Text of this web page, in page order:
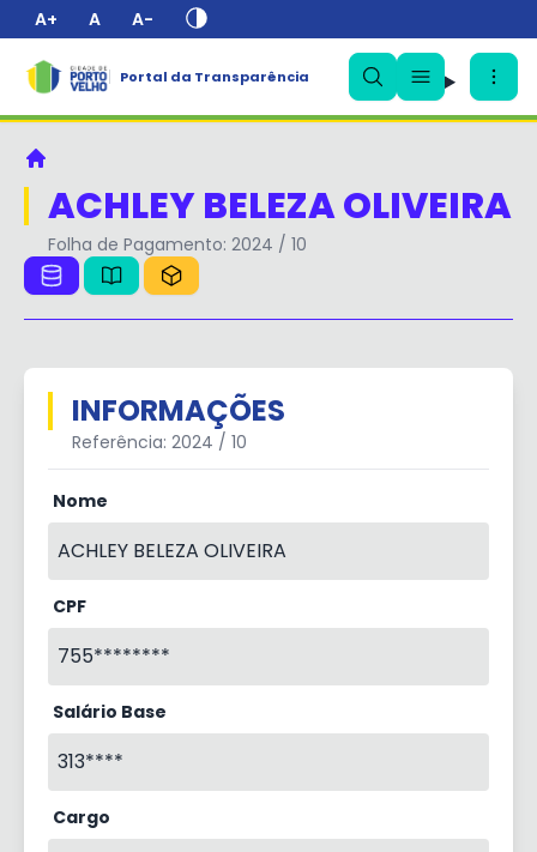
A+ A A-
Portal da Transparência
Principal
ACHLEY BELEZA OLIVEIRA
Folha de Pagamento: 2024 / 10
INFORMAÇÕES
Referência: 2024 / 10
Nome
ACHLEY BELEZA OLIVEIRA
CPF
755********
Salário Base
313****
Cargo
✕